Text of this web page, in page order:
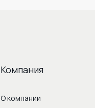
Компания
О компании